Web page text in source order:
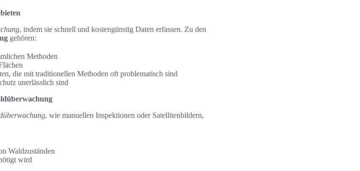
, indem sie schnell und kostengünstig Daten erfassen. Zu den
gehören:
Methoden
die mit traditionellen Methoden oft problematisch sind
unerlässlich sind
, wie manuellen Inspektionen oder Satellitenbildern,
Waldzuständen
wird